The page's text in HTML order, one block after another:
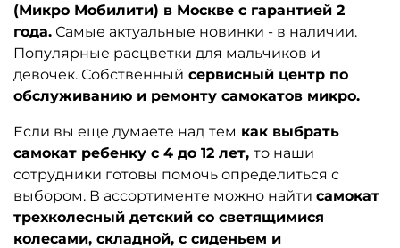
(Микро Мобилити) в Москве с гарантией 2
года. Самые актуальные новинки - в наличии.
Популярные расцветки для мальчиков и
девочек. Собственный сервисный центр по
обслуживанию и ремонту самокатов микро.
Если вы еще думаете над тем как выбрать
самокат ребенку с 4 до 12 лет, то наши
сотрудники готовы помочь определиться с
выбором. В ассортименте можно найти самокат
трехколесный детский со светящимися
колесами, складной, c cиденьем и